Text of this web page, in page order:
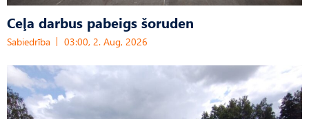
Ceļa darbus pabeigs šoruden
Sabiedrība 03:00, 2. Aug, 2026